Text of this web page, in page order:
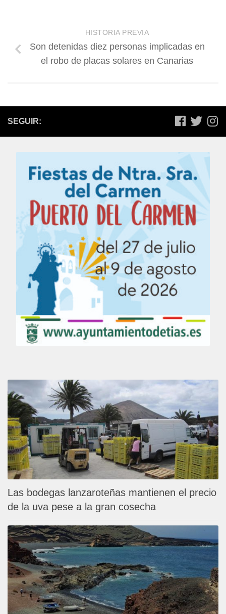
HISTORIA PREVIA
Son detenidas diez personas implicadas en
el robo de placas solares en Canarias
SEGUIR:
Las bodegas lanzaroteñas mantienen el precio
de la uva pese a la gran cosecha